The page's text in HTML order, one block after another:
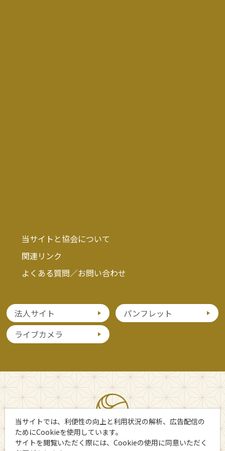
当サイトと協会について
関連リンク
よくある質問／お問い合わせ
法人サイト
パンフレット
ライブカメラ
当サイトでは、利便性の向上と利用状況の解析、広告配信の
ためにCookieを使用しています。
サイトを閲覧いただく際には、Cookieの使用に同意いただく